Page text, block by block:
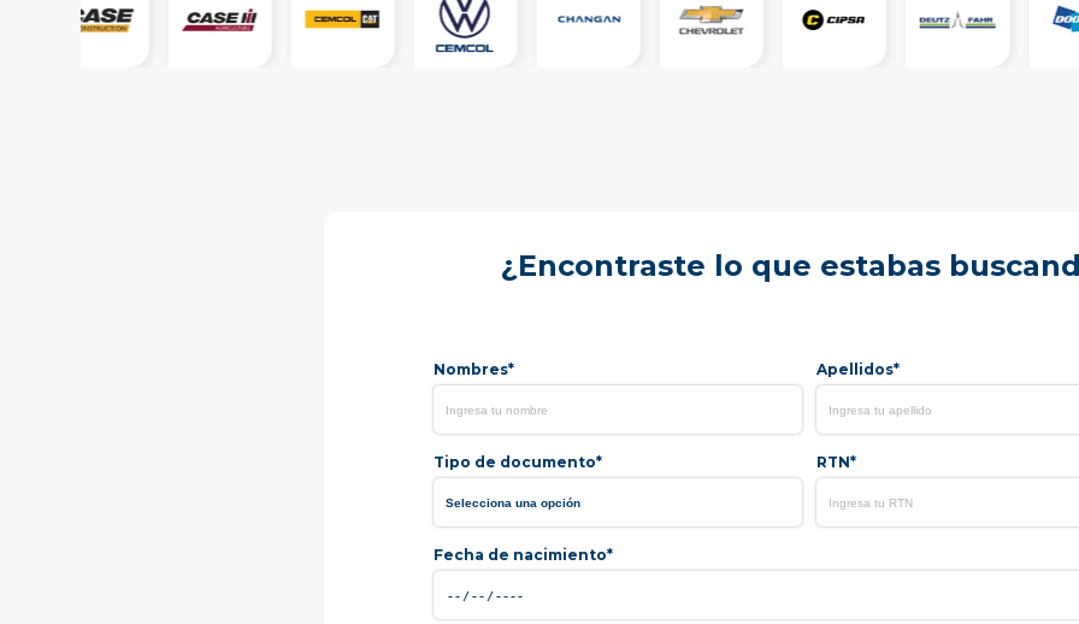
¿Encontraste lo que estabas
Nombres* Apellidos*
Tipo de documento* RTN*
Fecha de nacimiento*